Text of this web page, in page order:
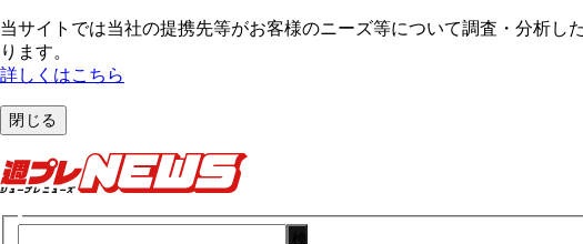
当サイトでは当社の提携先等がお客様のニーズ等について調査・分析し
ります。
詳しくはこちら
閉じる